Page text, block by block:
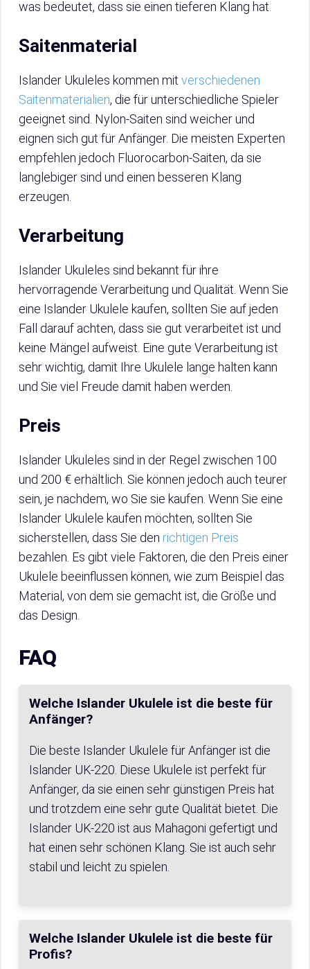
was bedeutet, dass sie einen tieferen Klang hat.
Saitenmaterial
Islander Ukuleles kommen mit verschiedenen
Saitenmaterialien, die für unterschiedliche Spieler
geeignet sind. Nylon-Saiten sind weicher und
eignen sich gut für Anfänger. Die meisten Experten
empfehlen jedoch Fluorocarbon-Saiten, da sie
langlebiger sind und einen besseren Klang
erzeugen.
Verarbeitung
Islander Ukuleles sind bekannt für ihre
hervorragende Verarbeitung und Qualität. Wenn Sie
eine Islander Ukulele kaufen, sollten Sie auf jeden
Fall darauf achten, dass sie gut verarbeitet ist und
keine Mängel aufweist. Eine gute Verarbeitung ist
sehr wichtig, damit Ihre Ukulele lange halten kann
und Sie viel Freude damit haben werden.
Preis
Islander Ukuleles sind in der Regel zwischen 100
und 200 € erhältlich. Sie können jedoch auch teurer
sein, je nachdem, wo Sie sie kaufen. Wenn Sie eine
Islander Ukulele kaufen möchten, sollten Sie
sicherstellen, dass Sie den richtigen Preis
bezahlen. Es gibt viele Faktoren, die den Preis einer
Ukulele beeinflussen können, wie zum Beispiel das
Material, von dem sie gemacht ist, die Größe und
das Design.
FAQ
Welche Islander Ukulele ist die beste für
Anfänger?
Die beste Islander Ukulele für Anfänger ist die
Islander UK-220. Diese Ukulele ist perfekt für
Anfänger, da sie einen sehr günstigen Preis hat
und trotzdem eine sehr gute Qualität bietet. Die
Islander UK-220 ist aus Mahagoni gefertigt und
hat einen sehr schönen Klang. Sie ist auch sehr
stabil und leicht zu spielen.
Welche Islander Ukulele ist die beste für
Profis?